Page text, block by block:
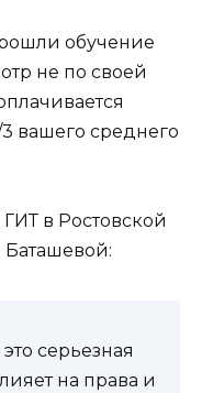
обучение
не по своей
вашего среднего
в Ростовской
Баташевой:
серьезная
на права и